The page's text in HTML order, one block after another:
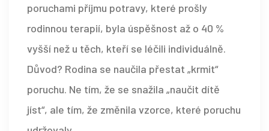
poruchami příjmu potravy, které prošly
rodinnou terapií, byla úspěšnost až o 40 %
vyšší než u těch, kteří se léčili individuálně.
Důvod? Rodina se naučila přestat „krmit“
poruchu. Ne tím, že se snažila „naučit dítě
jíst“, ale tím, že změnila vzorce, které poruchu